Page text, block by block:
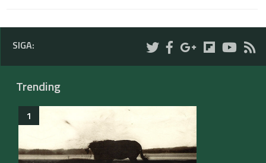
SIGA:
Trending